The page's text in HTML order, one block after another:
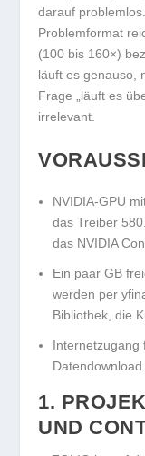
darauf
Problemformat
(100 bis 160×)
läuft es genauso,
Frage „läuft es
irrelevant.
NVIDIA-GPU
das Treiber
das NVIDIA
Ein paar GB
werden per
Bibliothek, die
Internetzugang
Datendownload.
1.
UND